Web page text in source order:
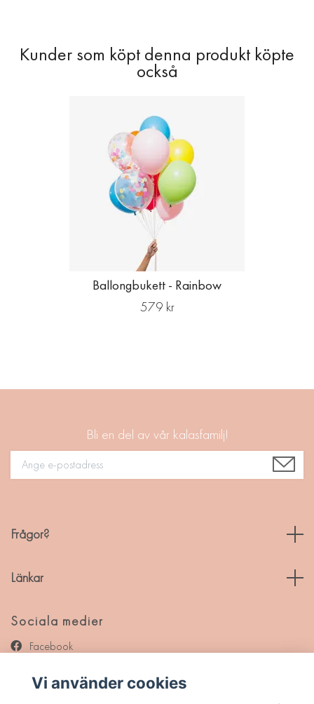
Ballongbukett - Rainbow
579 kr
Bli en del av vår kalasfamilj!
Frågor?
Länkar
Sociala medier
Facebook
Pinterest
Vi använder cookies